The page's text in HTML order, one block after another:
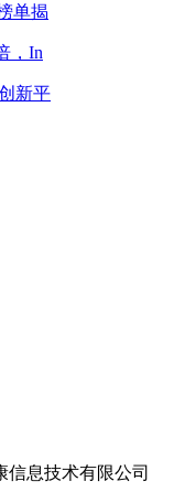
单揭
，In
新平
信息技术有限公司